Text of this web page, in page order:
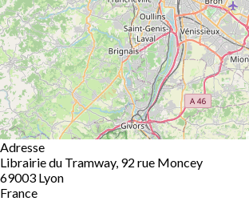
Adresse
Librairie du Tramway, 92 rue Moncey
69003 Lyon
France